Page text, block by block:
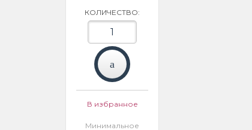
КОЛИЧЕСТВО:
В избранное
Минимальное